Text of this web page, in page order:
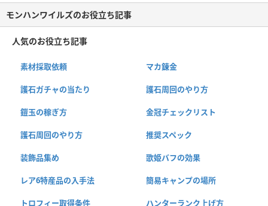
モンハンワイルズのお役立ち記事
人気のお役立ち記事
素材採取依頼 マカ錬金
護石ガチャの当たり 護石周回のやり方
鎧玉の稼ぎ方 金冠チェックリスト
護石周回のやり方 推奨スペック
装飾品集め 歌姫バフの効果
レア6特産品の入手法 簡易キャンプの場所
トロフィー取得条件 ハンターランク上げ方